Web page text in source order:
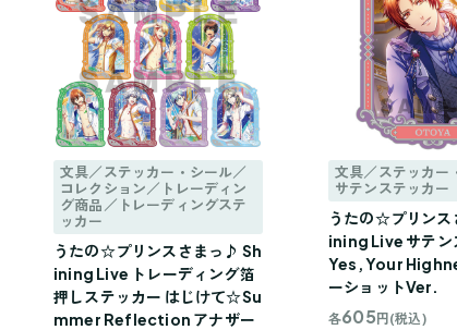
文具／ステッカー・シール／
コレクション／トレーディン
グ商品／トレーディングステ
ッカー
うたの☆プリンスさまっ♪ Sh
ining Live トレーディング箔
押しステッカー はじけて☆Su
mmer Reflection アナザー
文具／ステッカー
サテンステッカー
うたの☆プリン
ining Live サテン
Yes, Your
ーショットVer.
各605 円(税込)